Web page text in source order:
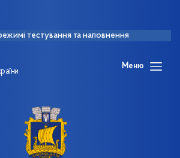
тестування та наповнення
Меню